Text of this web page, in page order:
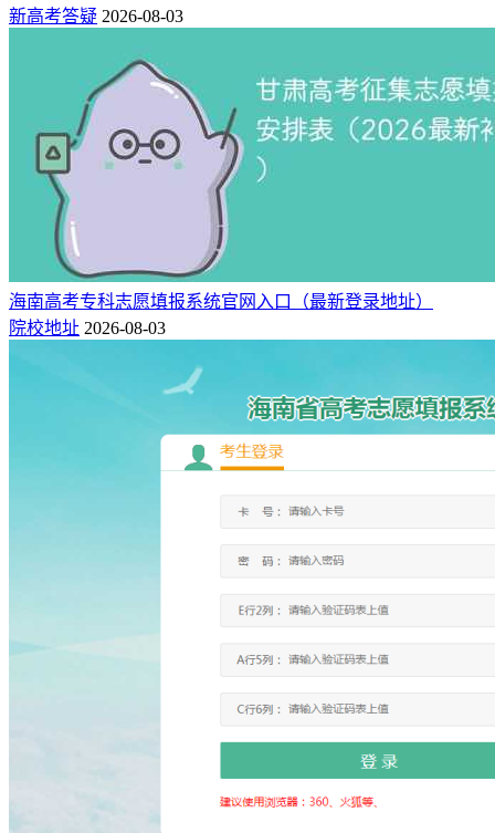
新高考答疑 2026-08-03
海南高考专科志愿填报系统官网入口（最新登录地址）
院校地址 2026-08-03